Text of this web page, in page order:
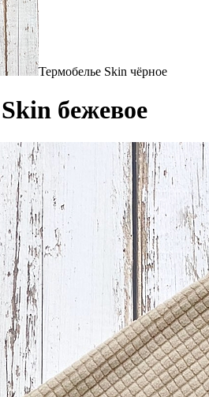
Термобелье Skin чёрное
бежевое